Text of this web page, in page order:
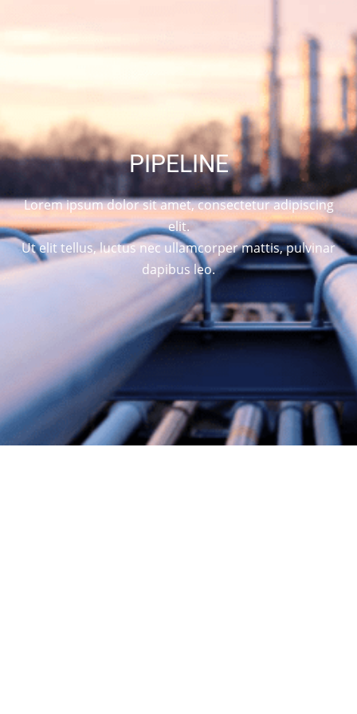
PIPELINE
Lorem ipsum dolor sit amet, consectetur adipiscing
elit.
Ut elit tellus, luctus nec ullamcorper mattis, pulvinar
dapibus leo.